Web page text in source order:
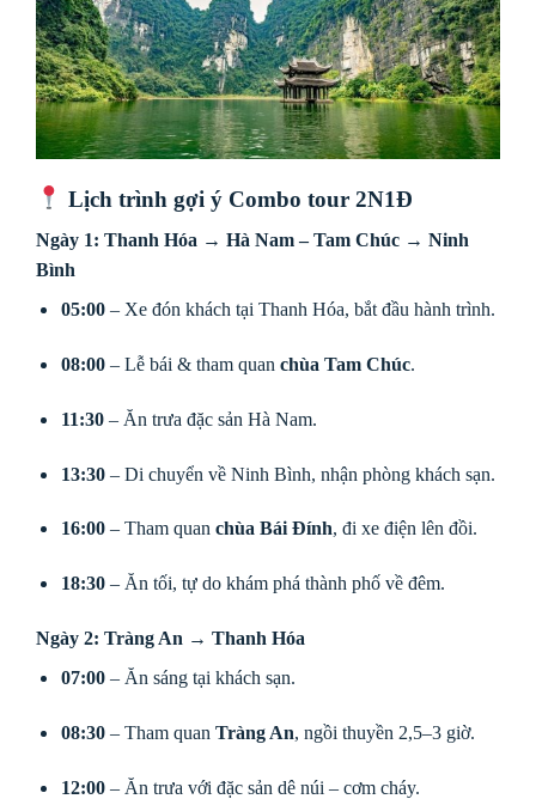
Lịch trình gợi ý Combo tour 2N1Đ
Ngày 1: Thanh Hóa → Hà Nam – Tam Chúc → Ninh
Bình
05:00– Xe đón khách tại Thanh Hóa, bắt đầu hành trình.
08:00– Lễ bái & tham quan chùa Tam Chúc.
11:30– Ăn trưa đặc sản Hà Nam.
13:30– Di chuyển về Ninh Bình, nhận phòng khách sạn.
16:00– Tham quan chùa Bái Đính, đi xe điện lên đồi.
18:30– Ăn tối, tự do khám phá thành phố về đêm.
Ngày 2: Tràng An → Thanh Hóa
07:00– Ăn sáng tại khách sạn.
08:30– Tham quan Tràng An, ngồi thuyền 2,5–3 giờ.
12:00– Ăn trưa với đặc sản dê núi – cơm cháy.